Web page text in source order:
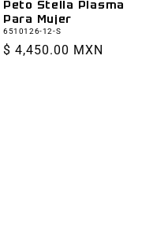
Peto Stella Plasma
Para Mujer
6510126-12-S
Precio
$ 4,450.00 MXN